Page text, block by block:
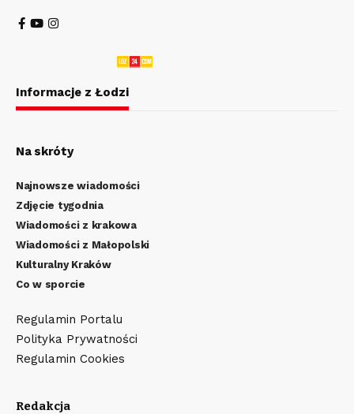
Informacje z Łodzi
Na skróty
Najnowsze wiadomości
Zdjęcie tygodnia
Wiadomości z krakowa
Wiadomości z Małopolski
Kulturalny Kraków
Co w sporcie
Regulamin Portalu
Polityka Prywatności
Regulamin Cookies
Redakcja